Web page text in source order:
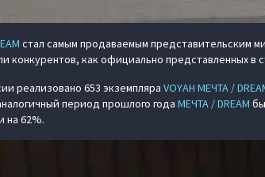
стал самым продаваемым представительским
конкурентов, как официально представленных в
реализовано 653 экземпляра VOYAH МЕЧТА /
период прошлого года МЕЧТА / DREAM
на 62%.